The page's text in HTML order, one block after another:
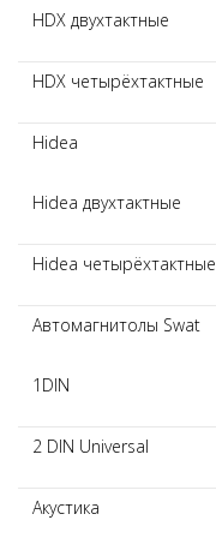
HDX двухтактные
HDX четырёхтактные
Hidea
Hidea двухтактные
Hidea четырёхтактные
Автомагнитолы Swat
1DIN
2 DIN Universal
Акустика